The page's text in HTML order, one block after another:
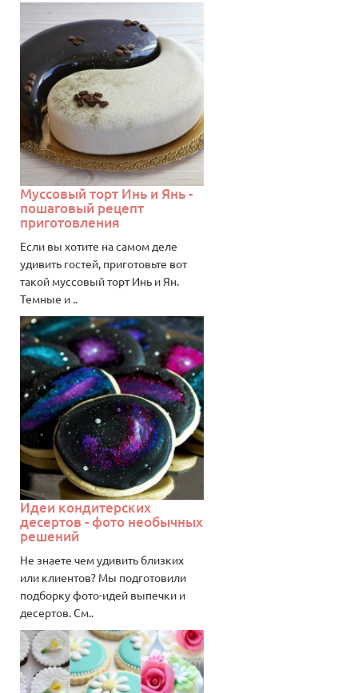
Муссовый торт Инь и Янь -
пошаговый рецепт
приготовления
Если вы хотите на самом деле
удивить гостей, приготовьте вот
такой муссовый торт Инь и Ян.
Темные и ..
Идеи кондитерских
десертов - фото необычных
решений
Не знаете чем удивить близких
или клиентов? Мы подготовили
подборку фото-идей выпечки и
десертов. См..